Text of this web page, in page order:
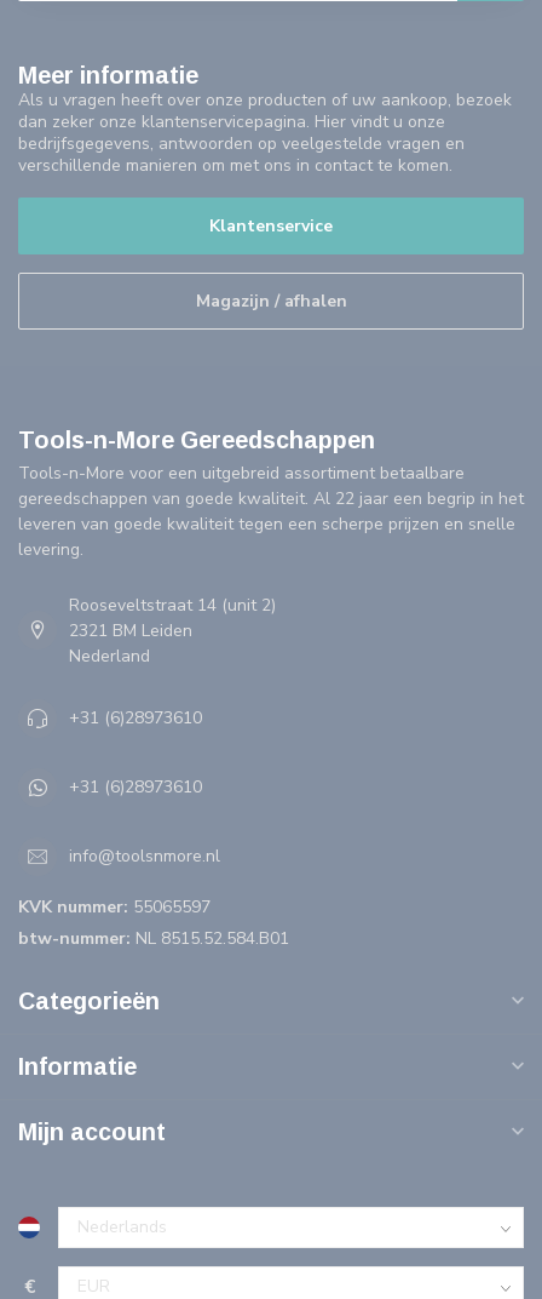
Meer informatie
Als u vragen heeft over onze producten of uw aankoop, bezoek
dan zeker onze klantenservicepagina. Hier vindt u onze
bedrijfsgegevens, antwoorden op veelgestelde vragen en
verschillende manieren om met ons in contact te komen.
Klantenservice
Magazijn / afhalen
Tools-n-More Gereedschappen
Tools-n-More voor een uitgebreid assortiment betaalbare
gereedschappen van goede kwaliteit. Al 22 jaar een begrip in het
leveren van goede kwaliteit tegen een scherpe prijzen en snelle
levering.
Rooseveltstraat 14 (unit 2)
2321 BM Leiden
Nederland
+31 (6)28973610
+31 (6)28973610
info@toolsnmore.nl
KVK nummer: 55065597
btw-nummer: NL 8515.52.584.B01
Categorieën
Informatie
Mijn account
€